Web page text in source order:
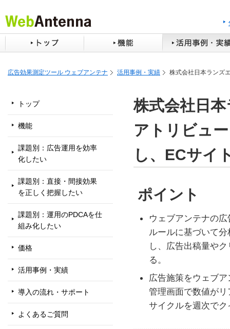
広告効果測定ツール ウェブアンテナ 活用事例・実績 株式会社日本ランズ
トップ
機能
課題別：広告運用を効率
化したい
課題別：直接・間接効果
を正しく把握したい
課題別：運用のPDCAを仕
組み化したい
価格
活用事例・実績
導入の流れ・サポート
よくあるご質問
株式会社日
アトリビュ
し、ECサイ
ポイント
ウェブアンテナの
ルールに基づいて
し、広告出稿量や
る。
広告施策をウェブ
管理画面で数値が
サイクルを週次で